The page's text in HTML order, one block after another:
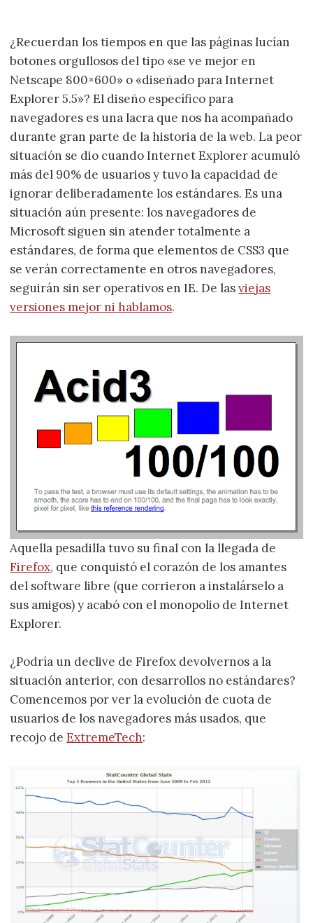
¿Recuerdan los tiempos en que las páginas lucían
botones orgullosos del tipo «se ve mejor en
Netscape 800×600» o «diseñado para Internet
Explorer 5.5»? El diseño específico para
navegadores es una lacra que nos ha acompañado
durante gran parte de la historia de la web. La peor
situación se dio cuando Internet Explorer acumuló
más del 90% de usuarios y tuvo la capacidad de
ignorar deliberadamente los estándares. Es una
situación aún presente: los navegadores de
Microsoft siguen sin atender totalmente a
estándares, de forma que elementos de CSS3 que
se verán correctamente en otros navegadores,
seguirán sin ser operativos en IE. De lasviejas
versiones mejor ni hablamos.
Aquella pesadilla tuvo su final con la llegada de
Firefox, que conquistó el corazón de los amantes
del software libre (que corrieron a instalárselo a
sus amigos) y acabó con el monopolio de Internet
Explorer.
¿Podría un declive de Firefox devolvernos a la
situación anterior, con desarrollos no estándares?
Comencemos por ver la evolución de cuota de
usuarios de los navegadores más usados, que
recojo deExtremeTech: